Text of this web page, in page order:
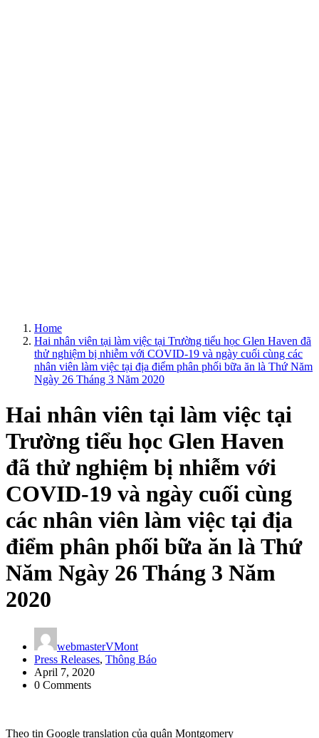
Home
Hai nhân viên tại làm việc tại Trường tiểu học Glen Haven đã
thử nghiệm bị nhiễm với COVID-19 và ngày cuối cùng các
nhân viên làm việc tại địa điểm phân phối bữa ăn là Thứ Năm
Ngày 26 Tháng 3 Năm 2020
Hai nhân viên tại làm việc tại
Trường tiểu học Glen Haven
đã thử nghiệm bị nhiễm với
COVID-19 và ngày cuối cùng
các nhân viên làm việc tại địa
điểm phân phối bữa ăn là Thứ
Năm Ngày 26 Tháng 3 Năm
2020
webmasterVMont
Press Releases, Thông Báo
April 7, 2020
0 Comments
Theo tin Google translation của quận Montgomery